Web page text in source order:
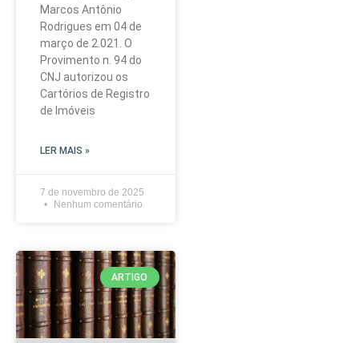
Marcos Antônio
Rodrigues em 04 de
março de 2.021. O
Provimento n. 94 do
CNJ autorizou os
Cartórios de Registro
de Imóveis
LER MAIS »
7 de novembro de 2025
Nenhum comentário
ARTIGO